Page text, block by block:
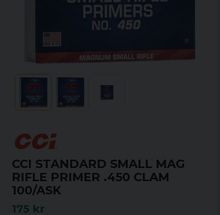
CCI STANDARD SMALL MAG
RIFLE PRIMER .450 CLAM
100/ASK
175 kr